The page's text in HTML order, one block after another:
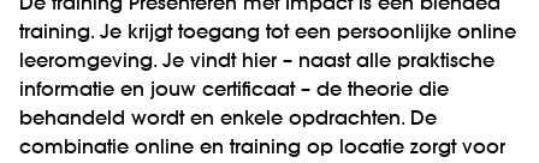
De training Presenteren met Impact is een blended
training. Je krijgt toegang tot een persoonlijke online
leeromgeving. Je vindt hier – naast alle praktische
informatie en jouw certificaat – de theorie die
behandeld wordt en enkele opdrachten. De
combinatie online en training op locatie zorgt voor